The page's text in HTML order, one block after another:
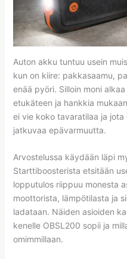
Auton akku tuntuu usein
kun on kiire: pakkasaamu,
enää pyöri. Silloin moni
etukäteen ja hankkia
ei vie koko tavaratilaa ja
jatkuvaa epävarmuutta.
Arvostelussa käydään läpi
Starttiboosterista etsitään
lopputulos riippuu monesta
moottorista, lämpötilasta ja
ladataan. Näiden asioiden
kenelle OBSL200 sopii ja
omimmillaan.